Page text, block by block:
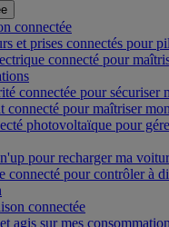
connectée
et prises connectés pour
connecté pour
connectée pour sécuriser
connecté pour maîtriser
photovoltaïque pour
pour recharger ma
connecté pour contrôler à
connectée
agis sur mes